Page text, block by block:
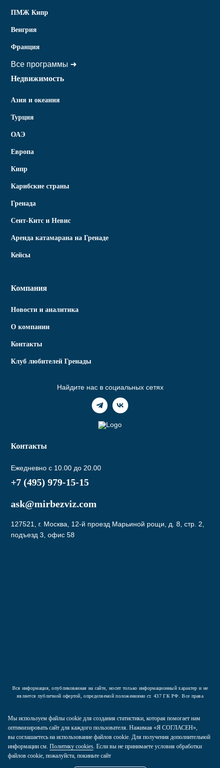
ПМЖ Кипр
Венгрия
Франция
Все программы ➜
Недвижимость
Азия и океания
Турция
ОАЭ
Европа
Кипр
Карибские страны
Гренада
Сент-Китс и Невис
Аренда катамарана на Гренаде
Кейсы
Компания
Новости и аналитика
О компании
Контакты
Клуб любителей Гренады
Найдите нас в социальных сетях
Контакты
Ежедневно с 10.00 до 20.00
+7 (495) 979-15-15
ask@mirbezviz.com
127521, г. Москва, 12-й проезд Марьиной рощи, д. 8, стр. 2,
подъезд 3, офис 58
Вся информация, опубликованная на сайте, носит только информационный характер и не
является публичной офертой, определяемой положениями ст. 437 ГК РФ. Все права
2026 © ООО «Компания Аркада». Все права защищены.
Политика конфиденциальности
Пользовательское соглашение
Мы используем файлы cookie для создания статистики, которая помогает нам
оптимизировать сайт для каждого пользователя. Нажимая «Я СОГЛАСЕН»,
вы соглашаетесь на использование файлов cookie. Для получения дополнительной
информации см. Политику cookies. Если вы не принимаете условия обработки
файлов cookie, пожалуйста, покиньте сайт